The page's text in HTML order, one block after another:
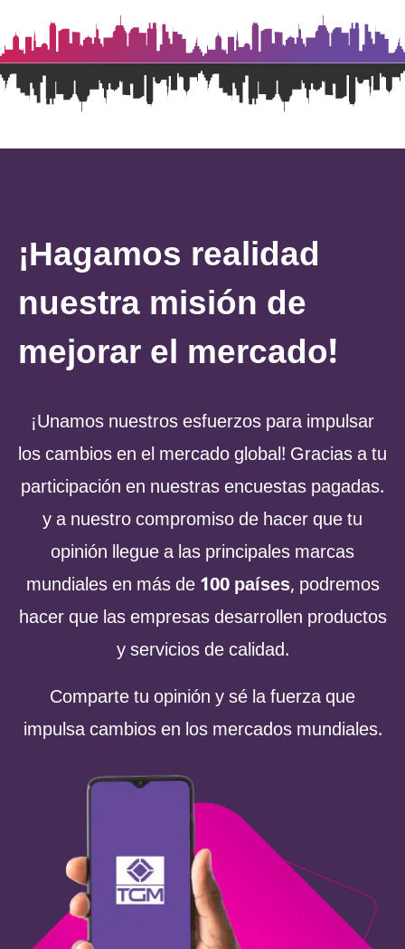
¡Hagamos realidad
nuestra misión de
mejorar el mercado!
¡Unamos nuestros esfuerzos para impulsar
los cambios en el mercado global! Gracias a tu
participación en nuestras encuestas pagadas.
y a nuestro compromiso de hacer que tu
opinión llegue a las principales marcas
mundiales en más de100 países, podremos
hacer que las empresas desarrollen productos
y servicios de calidad.
Comparte tu opinión y sé la fuerza que
impulsa cambios en los mercados mundiales.